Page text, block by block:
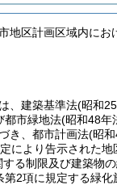
地区計画区域内にお
、建築基準法(昭和
都市緑地法(昭和48年
き、都市計画法(昭
により告示された地
する制限及び建築物
第2項に規定する緑化